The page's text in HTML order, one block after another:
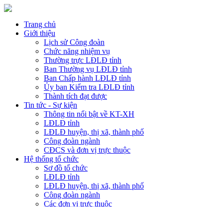
Trang chủ
Giới thiệu
Lịch sử Công đoàn
Chức năng nhiệm vụ
Thường trực LĐLĐ tỉnh
Ban Thường vụ LĐLĐ tỉnh
Ban Chấp hành LĐLĐ tỉnh
Ủy ban Kiểm tra LĐLĐ tỉnh
Thành tích đạt được
Tin tức - Sự kiện
Thông tin nổi bật về KT-XH
LĐLĐ tỉnh
LĐLĐ huyện, thị xã, thành phố
Công đoàn ngành
CĐCS và đơn vị trực thuộc
Hệ thống tổ chức
Sơ đồ tổ chức
LĐLĐ tỉnh
LĐLĐ huyện, thị xã, thành phố
Công đoàn ngành
Các đơn vị trực thuộc